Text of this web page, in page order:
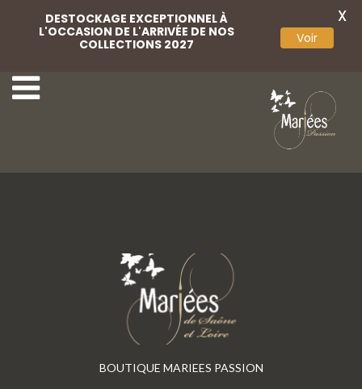
BOUTIQUE MARIEES PASSION
DESTOCKAGE EXCEPTIONNEL À
L'OCCASION DE L'ARRIVÉE DE NOS
COLLECTIONS 2027
Voir
X